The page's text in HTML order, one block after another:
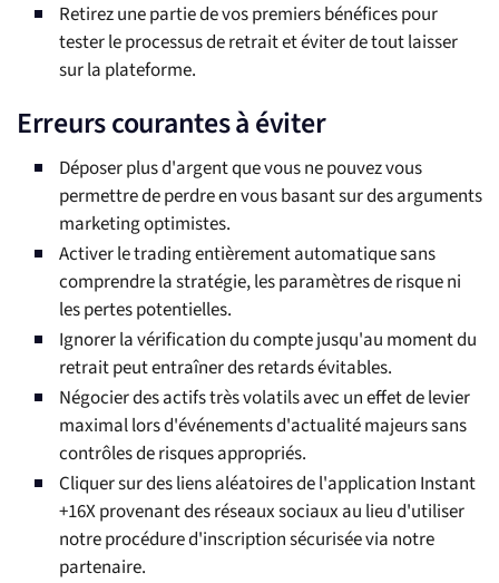
Retirez une partie de vos premiers bénéfices pour
tester le processus de retrait et éviter de tout laisser
sur la plateforme.
Erreurs courantes à éviter
Déposer plus d'argent que vous ne pouvez vous
permettre de perdre en vous basant sur des arguments
marketing optimistes.
Activer le trading entièrement automatique sans
comprendre la stratégie, les paramètres de risque ni
les pertes potentielles.
Ignorer la vérification du compte jusqu'au moment du
retrait peut entraîner des retards évitables.
Négocier des actifs très volatils avec un effet de levier
maximal lors d'événements d'actualité majeurs sans
contrôles de risques appropriés.
Cliquer sur des liens aléatoires de l'application Instant
+16X provenant des réseaux sociaux au lieu d'utiliser
notre procédure d'inscription sécurisée via notre
partenaire.